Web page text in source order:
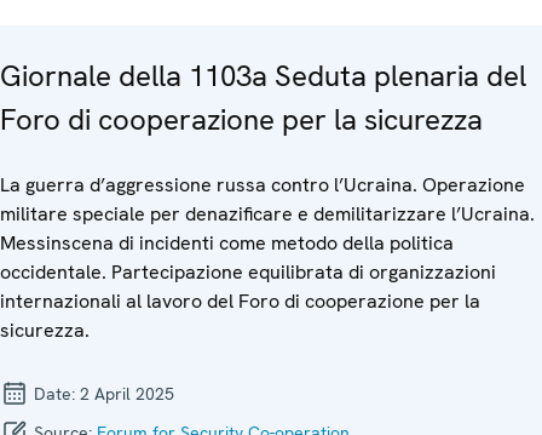
Giornale della 1103a Seduta plenaria del
Foro di cooperazione per la sicurezza
La guerra d’aggressione russa contro l’Ucraina. Operazione
militare speciale per denazificare e demilitarizzare l’Ucraina.
Messinscena di incidenti come metodo della politica
occidentale. Partecipazione equilibrata di organizzazioni
internazionali al lavoro del Foro di cooperazione per la
sicurezza.
Date: 2 April 2025